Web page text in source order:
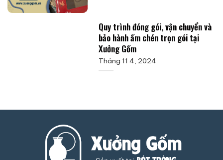
Quy trình đóng gói, vận chuyển và
bảo hành ấm chén trọn gói tại
Xưởng Gốm
Tháng 11 4, 2024